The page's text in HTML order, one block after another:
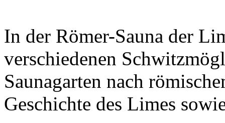
In der Römer-Sauna der
verschiedenen
Saunagarten nach
Geschichte des Limes